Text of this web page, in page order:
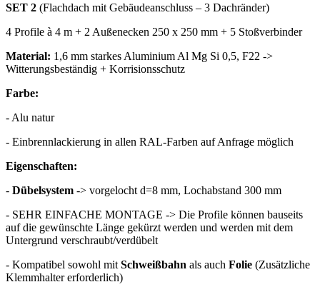
SET 2 (Flachdach mit Gebäudeanschluss – 3 Dachränder)
4 Profile à 4 m + 2 Außenecken 250 x 250 mm + 5 Stoßverbinder
Material: 1,6 mm starkes Aluminium Al Mg Si 0,5, F22 ->
Witterungsbeständig + Korrisionsschutz
Farbe:
- Alu natur
- Einbrennlackierung in allen RAL-Farben auf Anfrage möglich
Eigenschaften:
- Dübelsystem -> vorgelocht d=8 mm, Lochabstand 300 mm
- SEHR EINFACHE MONTAGE -> Die Profile können bauseits
auf die gewünschte Länge gekürzt werden und werden mit dem
Untergrund verschraubt/verdübelt
- Kompatibel sowohl mit Schweißbahn als auch Folie (Zusätzliche
Klemmhalter erforderlich)